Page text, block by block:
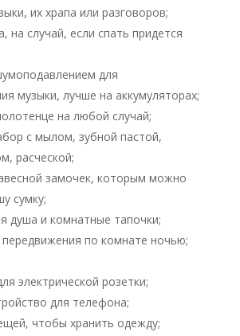
их храпа или разговоров;
на случай, если спать придется
для
музыки, лучше на аккумуляторах;
на любой случай;
с мылом, зубной пастой,
расческой;
замочек, которым можно
сумку;
душа и комнатные тапочки;
по комнате ночью;
электрической розетки;
для телефона;
чтобы хранить одежду;